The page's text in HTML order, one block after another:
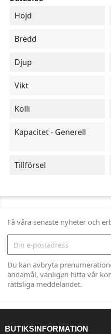
Höjd
Bredd
Djup
Vikt
Kolli
Kapacitet - Generell
Tillförsel
Få våra senaste nyheter och
Du kan avbryta
ändamål, vänligen hitta vår
rättsliga meddelandet.
BUTIKSINFORMATION